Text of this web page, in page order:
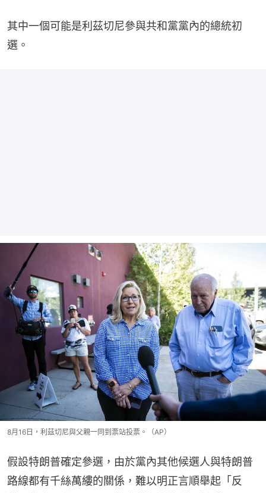
其中一個可能是利茲切尼參與共和黨黨內的總統初
選。
8月16日，利茲切尼與父親一同到票站投票。（AP）
假設特朗普確定參選，由於黨內其他候選人與特朗普
路線都有千絲萬縷的關係，難以明正言順舉起「反